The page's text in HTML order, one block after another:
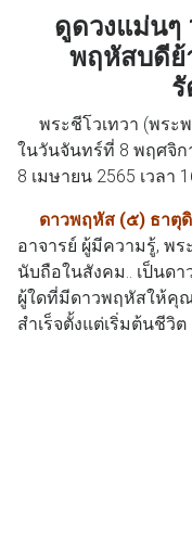
ดูดวงแม่นๆ
พฤหัสบดีย้
พระชีโวเทวา (พระพ
ในวันจันทร์ที่ 8 พฤศจิก
8 เมษายน 2565 เวลา
ดาวพฤหัส (๕) ธาตุ
อาจารย์ ผู้มีความรู้, พร
นับถือในสังคม.. เป็นด
ผู้ใดที่มีดาวพฤหัสให้คุ
สำเร็จตั้งแต่เริ่มต้นชีวิต